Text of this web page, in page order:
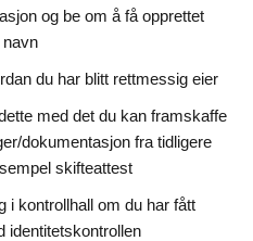
og be om å få opprettet
navn
du har blitt rettmessig eier
med det du kan framskaffe
dokumentasjon fra tidligere
skifteattest
i kontrollhall om du har fått
identitetskontrollen